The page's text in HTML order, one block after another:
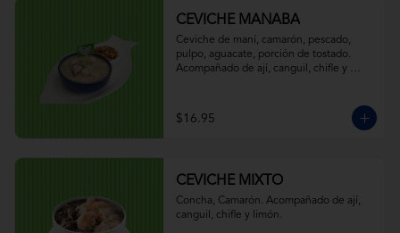
CEVICHE MANABA
Ceviche de maní, camarón, pescado,
pulpo, aguacate, porción de tostado.
Acompañado de ají, canguil, chifle y
$16.95
CEVICHE MIXTO
Concha, Camarón. Acompañado de ají,
canguil, chifle y limón.